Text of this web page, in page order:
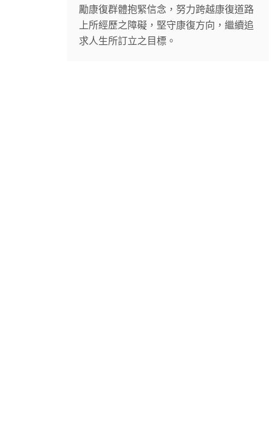
勵康復群體抱緊信念，努力跨越康復道路
上所經歷之障礙，堅守康復方向，繼續追
求人生所訂立之目標。